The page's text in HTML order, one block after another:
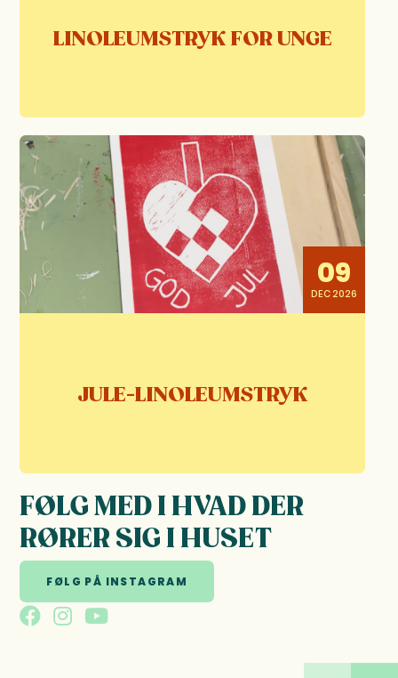
LINOLEUMSTRYK FOR UNGE
09
DEC 2026
JULE-LINOLEUMSTRYK
FØLG MED I HVAD DER
RØRER SIG I HUSET
FØLG PÅ INSTAGRAM